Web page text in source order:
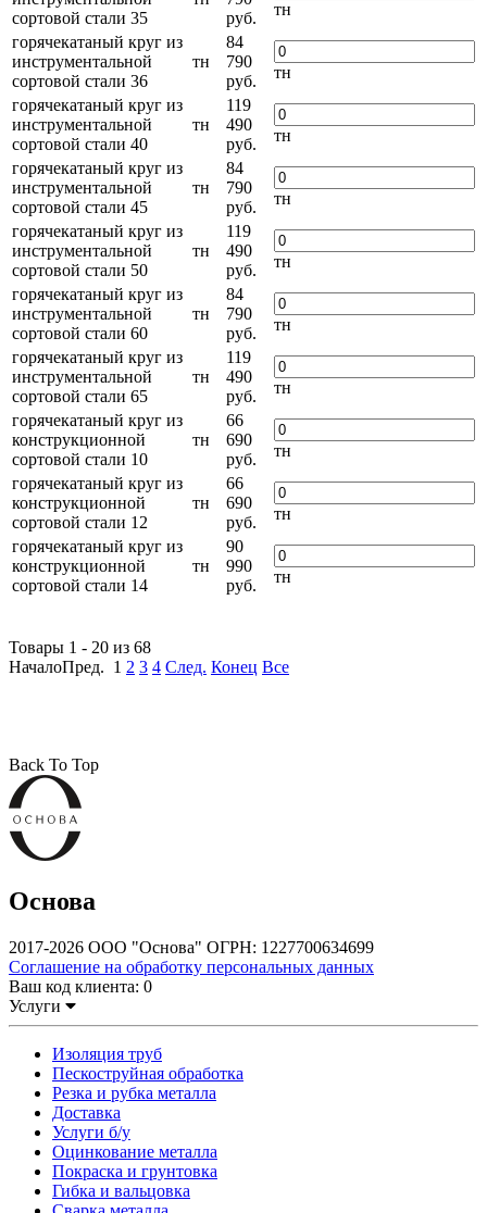
сортовой стали 35
руб.
тн
горячекатаный круг из
инструментальной
сортовой стали 36
тн
84
790
руб.
тн
горячекатаный круг из
инструментальной
сортовой стали 40
тн
119
490
руб.
тн
горячекатаный круг из
инструментальной
сортовой стали 45
тн
84
790
руб.
тн
горячекатаный круг из
инструментальной
сортовой стали 50
тн
119
490
руб.
тн
горячекатаный круг из
инструментальной
сортовой стали 60
тн
84
790
руб.
тн
горячекатаный круг из
инструментальной
сортовой стали 65
тн
119
490
руб.
тн
горячекатаный круг из
конструкционной
сортовой стали 10
тн
66
690
руб.
тн
горячекатаный круг из
конструкционной
сортовой стали 12
тн
66
690
руб.
тн
горячекатаный круг из
конструкционной
сортовой стали 14
тн
90
990
руб.
тн
Товары 1 - 20 из 68
НачалоПред. 1 2 3 4 След. Конец Все
Back To Top
Основа
2017-2026 ООО "Основа" ОГРН: 1227700634699
Соглашение на обработку персональных данных
Ваш код клиента: 0
Услуги
Изоляция труб
Пескоструйная обработка
Резка и рубка металла
Доставка
Услуги б/у
Оцинкование металла
Покраска и грунтовка
Гибка и вальцовка